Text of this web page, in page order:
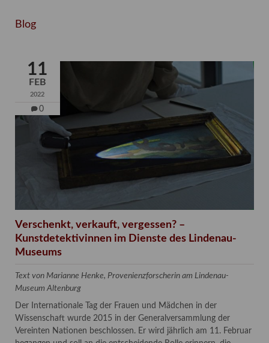
Blog
11
FEB
2022
0
Verschenkt, verkauft, vergessen? –
Kunstdetektivinnen im Dienste des Lindenau-
Museums
Text von Marianne Henke, Provenienzforscherin am Lindenau-
Museum Altenburg
Der Internationale Tag der Frauen und Mädchen in der
Wissenschaft wurde 2015 in der Generalversammlung der
Vereinten Nationen beschlossen. Er wird jährlich am 11. Februar